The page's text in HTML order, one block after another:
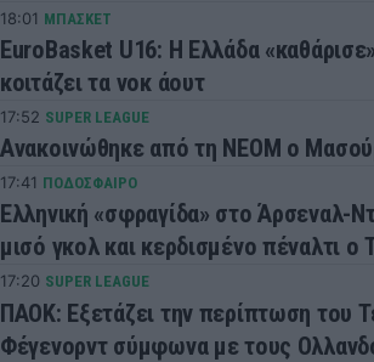
18:01 ΜΠΑΣΚΕΤ
EuroBasket U16: Η Ελλάδα
κοιτάζει τα νοκ άουτ
17:52 SUPER LEAGUE
Ανακοινώθηκε από τη ΝΕΟΜ ο
17:41 ΠΟΔΟΣΦΑΙΡΟ
Ελληνική «σφραγίδα» στο Άρσεναλ-
μισό γκολ και κερδισμένο πέναλτι
17:20 SUPER LEAGUE
ΠΑΟΚ: Εξετάζει την περίπτωση του
Φέγενορντ σύμφωνα με τους